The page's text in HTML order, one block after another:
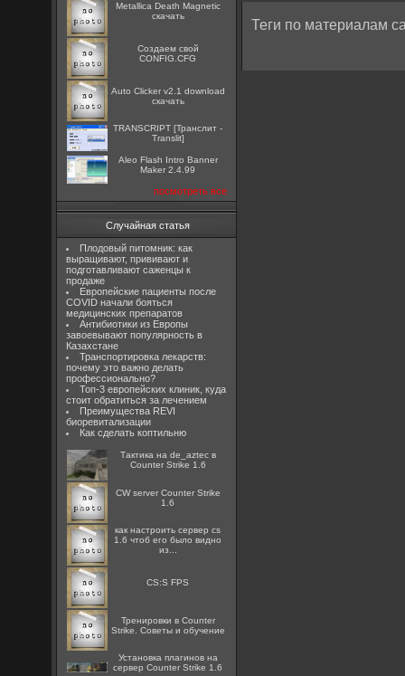
Metallica Death Magnetic
скачать
Создаем свой
CONFIG.CFG
Auto Clicker v2.1 download
скачать
TRANSCRIPT [Транслит -
Translit]
Aleo Flash Intro Banner
Maker 2.4.99
посмотреть все
Случайная статья
Плодовый питомник: как
выращивают, прививают и
подготавливают саженцы к
продаже
Европейские пациенты после
COVID начали бояться
медицинских препаратов
Антибиотики из Европы
завоевывают популярность в
Казахстане
Транспортировка лекарств:
почему это важно делать
профессионально?
Топ-3 европейских клиник, куда
стоит обратиться за лечением
Преимущества REVI
биоревитализации
Как сделать коптильню
Тактика на de_aztec в
Counter Strike 1.6
CW server Counter Strike
1.6
как настроить сервер cs
1.6 чтоб его было видно
из...
CS:S FPS
Тренировки в Counter
Strike. Советы и обучение
Установка плагинов на
сервер Counter Strike 1.6
Теги по материалам